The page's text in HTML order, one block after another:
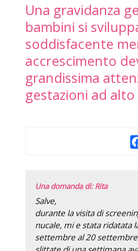
Una gravidanza
bambini si
soddisfacente
accrescimento
grandissima
gestazioni ad alto
Una domanda di: Rita
Salve,
durante la visita di
nucale, mi e stata ridatata
settembre al 20